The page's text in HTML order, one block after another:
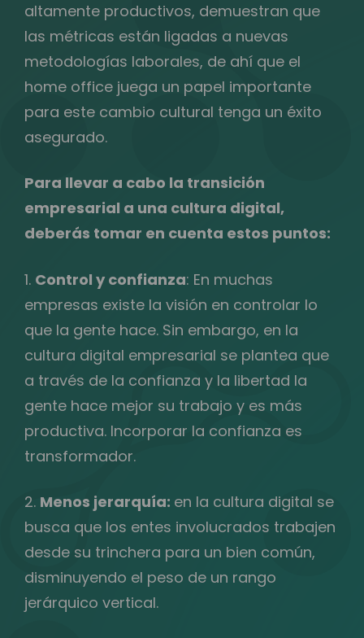
altamente productivos, demuestran que
las métricas están ligadas a nuevas
metodologías laborales, de ahí que el
home office juega un papel importante
para este cambio cultural tenga un éxito
asegurado.
Para llevar a cabo la transición
empresarial a una cultura digital,
deberás tomar en cuenta estos puntos:
1. Control y confianza: En muchas
empresas existe la visión en controlar lo
que la gente hace. Sin embargo, en la
cultura digital empresarial se plantea que
a través de la confianza y la libertad la
gente hace mejor su trabajo y es más
productiva. Incorporar la confianza es
transformador.
2. Menos jerarquía: en la cultura digital se
busca que los entes involucrados trabajen
desde su trinchera para un bien común,
disminuyendo el peso de un rango
jerárquico vertical.